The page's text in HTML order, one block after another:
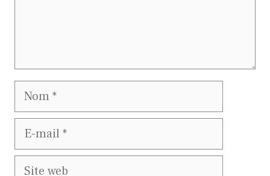
Nom
E-
Site